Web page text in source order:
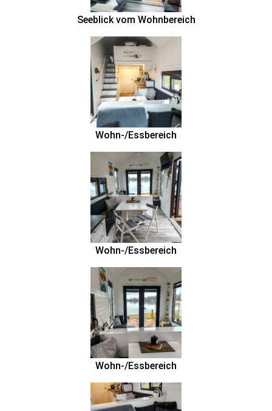
Seeblick vom Wohnbereich
Wohn-/Essbereich
Wohn-/Essbereich
Wohn-/Essbereich